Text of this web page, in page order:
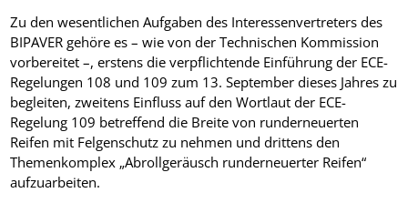
Zu den wesentlichen Aufgaben des Interessenvertreters des
BIPAVER gehöre es – wie von der Technischen Kommission
vorbereitet –, erstens die verpflichtende Einführung der ECE-
Regelungen 108 und 109 zum 13. September dieses Jahres zu
begleiten, zweitens Einfluss auf den Wortlaut der ECE-
Regelung 109 betreffend die Breite von runderneuerten
Reifen mit Felgenschutz zu nehmen und drittens den
Themenkomplex „Abrollgeräusch runderneuerter Reifen“
aufzuarbeiten.